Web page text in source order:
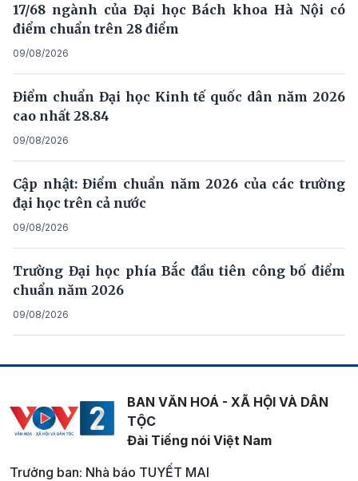
17/68 ngành của Đại học Bách khoa Hà Nội có
điểm chuẩn trên 28 điểm
09/08/2026
Điểm chuẩn Đại học Kinh tế quốc dân năm 2026
cao nhất 28.84
09/08/2026
Cập nhật: Điểm chuẩn năm 2026 của các trường
đại học trên cả nước
09/08/2026
Trường Đại học phía Bắc đầu tiên công bố điểm
chuẩn năm 2026
09/08/2026
BAN VĂN HOÁ - XÃ HỘI VÀ DÂN
TỘC
Đài Tiếng nói Việt Nam
Trưởng ban: Nhà báo TUYẾT MAI